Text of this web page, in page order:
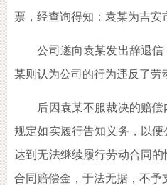
票，经查询得知：袁某为吉安
公司遂向袁某发出辞退信，
某则认为公司的行为违反了劳
后因袁某不服裁决的赔偿内
规定如实履行告知义务，以
达到无法继续履行劳动合同
合同赔偿金，于法无据，不予